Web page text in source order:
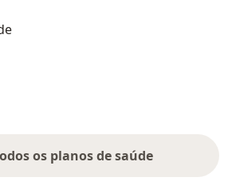
os planos de saúde